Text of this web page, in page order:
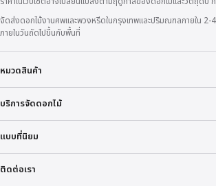
จัดส่งดอกไม้งานศพและพวงหรีดในกรุงเทพและปริมณฑลภายใน
ภายในวันถัดไปขึ้นกับพื้นที่
หมวดสินค้า
บริการจัดดอกไม้
แบบที่นิยม
ติดต่อเรา